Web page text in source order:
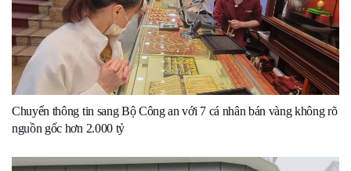
Chuyển thông tin sang Bộ Công an với 7 cá nhân bán vàng không rõ
nguồn gốc hơn 2.000 tỷ